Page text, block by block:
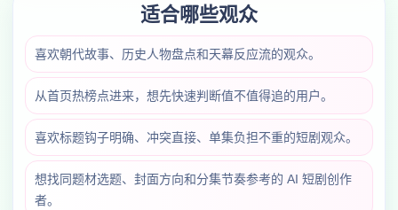
适合哪些观众
喜欢朝代故事、历史人物盘点和天幕反应流的观众。
从首页热榜点进来，想先快速判断值不值得追的用户。
喜欢标题钩子明确、冲突直接、单集负担不重的短剧观众。
想找同题材选题、封面方向和分集节奏参考的 AI 短剧创作
者。